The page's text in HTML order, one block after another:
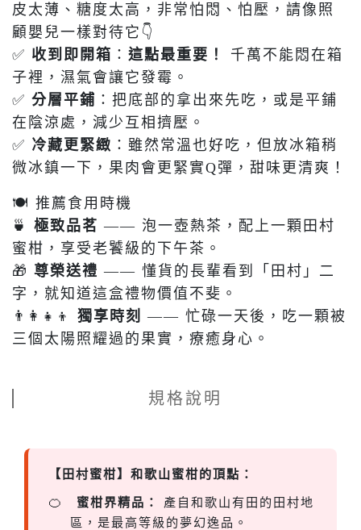
皮太薄、糖度太高，非常怕悶、怕壓，請像照
顧嬰兒一樣對待它👇
✅ 收到即開箱 ： 這點最重要！
千萬不能悶在箱
子裡，濕氣會讓它發霉。
✅ 分層平鋪 ：把底部的拿出來先吃，或是平鋪
在陰涼處，減少互相擠壓。
✅ 冷藏更緊緻 ：雖然常溫也好吃，但放冰箱稍
微冰鎮一下，果肉會更緊實Q彈，甜味更清爽！
🍽 推薦食用時機
🍵 極致品茗 —— 泡一壺熱茶，配上一顆田村
蜜柑，享受老饕級的下午茶。
🎁 尊榮送禮 —— 懂貨的長輩看到「田村」二
字，就知道這盒禮物價值不斐。
👨‍👩‍👧‍👦 獨享時刻 —— 忙碌一天後，吃一顆被
三個太陽照耀過的果實，療癒身心。
規格說明
【田村蜜柑】和歌山蜜柑的頂點：
蜜柑界精品：
產自和歌山有田的田村地
區，是最高等級的夢幻逸品。